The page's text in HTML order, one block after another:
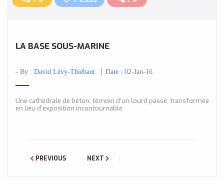
LA BASE SOUS-MARINE
- By : David Lévy-Thiébaut Date : 02-Jan-16
Une cathédrale de béton, témoin d’un lourd passé, transformée
en lieu d’exposition incontournable
PREVIOUS NEXT